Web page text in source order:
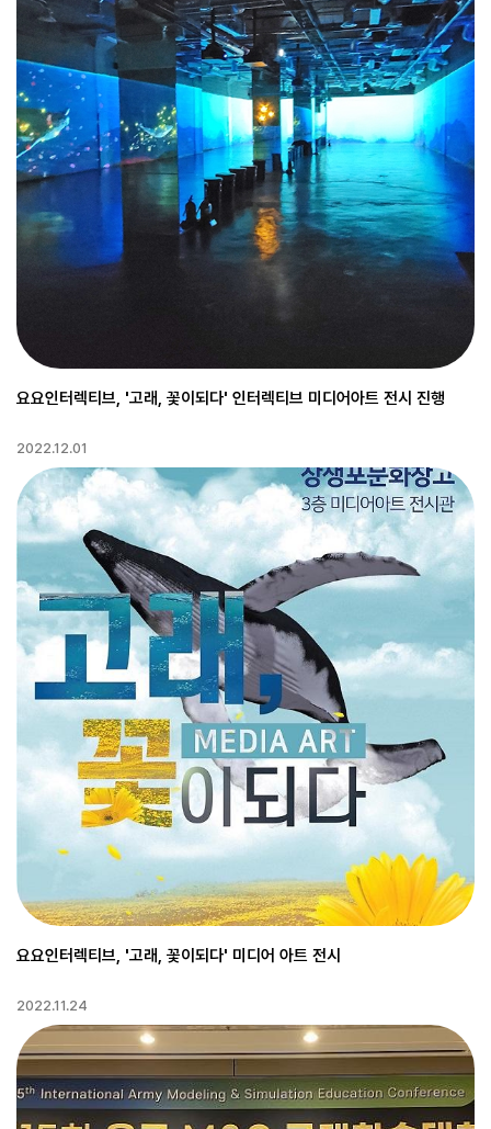
요요인터렉티브, '고래, 꽃이되다' 인터렉티브 미디어아트 전시 진행
2022.12.01
요요인터렉티브, '고래, 꽃이되다' 미디어 아트 전시
2022.11.24